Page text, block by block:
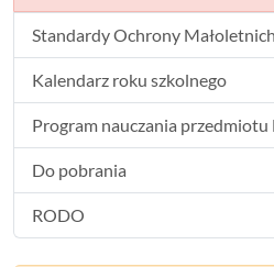
Standardy Ochrony Małoletnich
Kalendarz roku szkolnego
Program nauczania
Do pobrania
RODO